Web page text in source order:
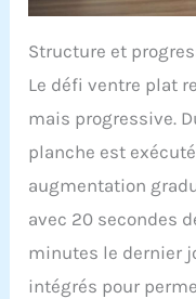
Structure et
Le défi ventre plat
mais progressive.
planche est
augmentation
avec 20 secondes
minutes le dernier
intégrés pour